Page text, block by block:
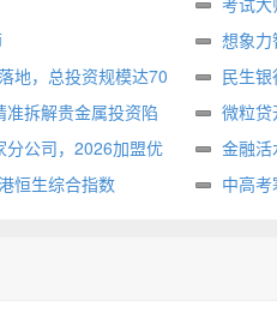
想象力
地，总投资规模达70
民生
拆解贵金属投资陷
微粒贷
分公司，2026加盟优
金融
恒生综合指数
中高